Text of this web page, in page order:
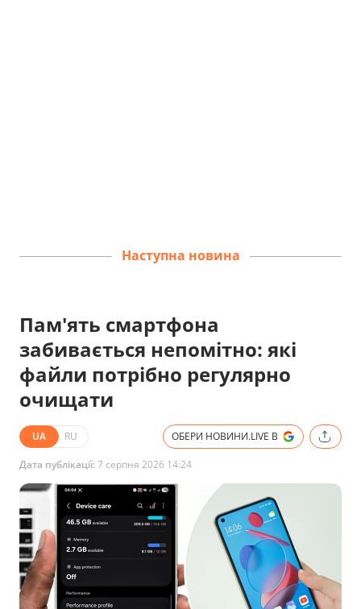
Наступна новина
Пам'ять смартфона
забивається непомітно: які
файли потрібно регулярно
очищати
UA RU ОБЕРИ НОВИНИ.LIVE В
Дата публікації:7 серпня 2026 14:24